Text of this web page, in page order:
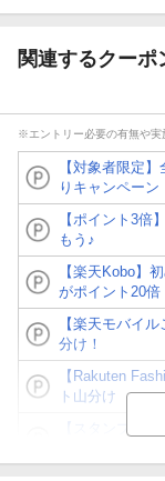
関連するクー
※エントリー必要の有無や実
【対象者限定
りキャンペーン
【ポイント3倍
もう♪
【楽天Kobo】
がポイント20倍
【楽天モバイ
分け！
【Rakuten
ト山分け